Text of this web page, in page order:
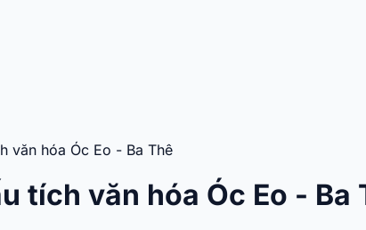
văn hóa Óc Eo - Ba Thê
tích văn hóa Óc Eo - Ba